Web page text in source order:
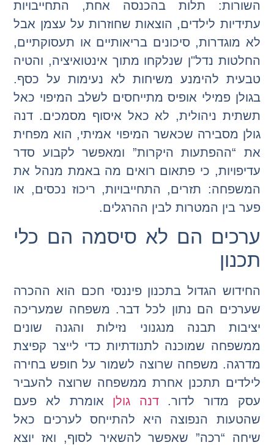
השורות: תלות בהכנסה אחת, התחייבויות
עתידיות לילדים, הוצאות שחוזרות על עצמן אבל
לא מוגדרות, סיכונים בריאותיים או תעסוקתיים,
החלטות נדל"ן שנלקחו מתוך אינטואיציה, והטיה
טבעית להימנע משיחות לא נעימות על כסף.
בגולן פמילי אופיס מתייחסים לשלב המיפוי כאל
תשתית ניהולית, לא כאל איסוף מסמכים. דנה
גולן מסבירה שכאשר המיפוי אמיתי, הוא מפחית
את “ההפתעות היקרות” ומאפשר לקבוע סדר
עדיפויות, כי פתאום רואים מה באמת מנהל את
המשפחה: תזרים, התחייבויות, ריכוז נכסים, או
פער בין המטרות לבין ההרגלים.
ערכים הם לא סיסמה הם כלי
תכנון
החידוש הגדול בתכנון פיננסי חכם הוא ההכרה
שערכים הם נתון לכל דבר. משפחה שמעריכה
יציבות תבנה מנגנוני נזילות והגנה שונים
ממשפחה שמוכנה לתנודתיות כדי לייצר קפיצת
מדרגה. משפחה שרוצה לשמור על חופש בחירה
לילדים תתכנן אחרת ממשפחה שרוצה להעביר
עסק מדור לדור.דנה גולן אומרת לא פעם
שהטעות הנפוצה היא להתייחס לערכים כאל
שיחה “רכה” שאפשר להשאיר לסוף, ואז יוצא